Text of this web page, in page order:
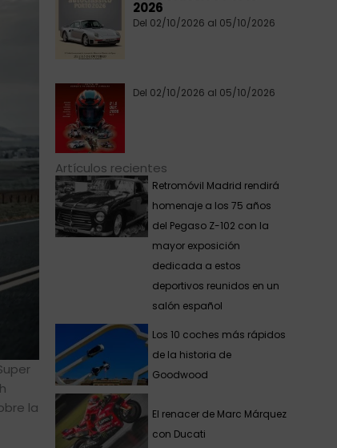
la
2026
Del 02/10/2026 al 05/10/2026
Del 02/10/2026 al 05/10/2026
Artículos recientes
Retromóvil Madrid rendirá
homenaje a los 75 años
del Pegaso Z-102 con la
mayor exposición
dedicada a estos
deportivos reunidos en un
salón español
Los 10 coches más rápidos
de la historia de
Goodwood
El renacer de Marc Márquez
con Ducati